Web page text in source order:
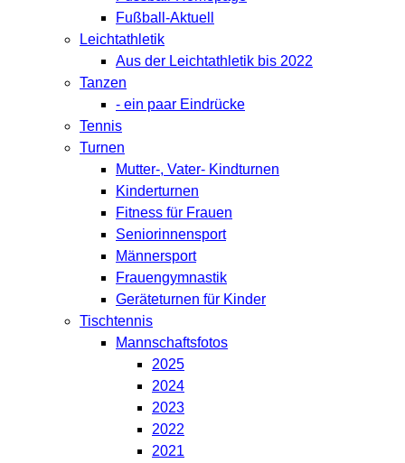
Fußball-Aktuell
Leichtathletik
Aus der Leichtathletik bis 2022
Tanzen
- ein paar Eindrücke
Tennis
Turnen
Mutter-, Vater- Kindturnen
Kinderturnen
Fitness für Frauen
Seniorinnensport
Männersport
Frauengymnastik
Geräteturnen für Kinder
Tischtennis
Mannschaftsfotos
2025
2024
2023
2022
2021